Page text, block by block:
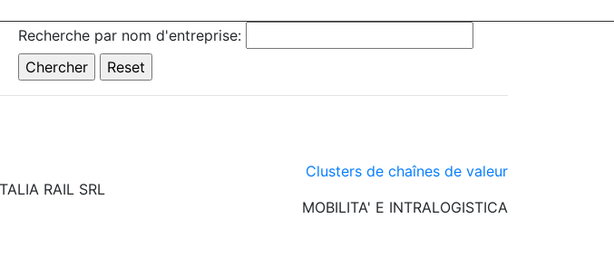
Recherche par nom d'entreprise:
RAIL SRL
Clusters de chaînes de valeur
MOBILITA' E INTRALOGISTICA